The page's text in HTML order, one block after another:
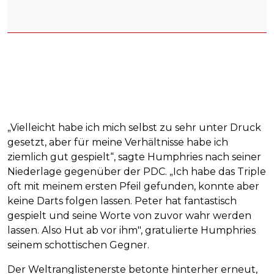
„Vielleicht habe ich mich selbst zu sehr unter Druck
gesetzt, aber für meine Verhältnisse habe ich
ziemlich gut gespielt“, sagte Humphries nach seiner
Niederlage gegenüber der PDC. „Ich habe das Triple
oft mit meinem ersten Pfeil gefunden, konnte aber
keine Darts folgen lassen. Peter hat fantastisch
gespielt und seine Worte von zuvor wahr werden
lassen. Also Hut ab vor ihm", gratulierte Humphries
seinem schottischen Gegner.
Der Weltranglistenerste betonte hinterher erneut,